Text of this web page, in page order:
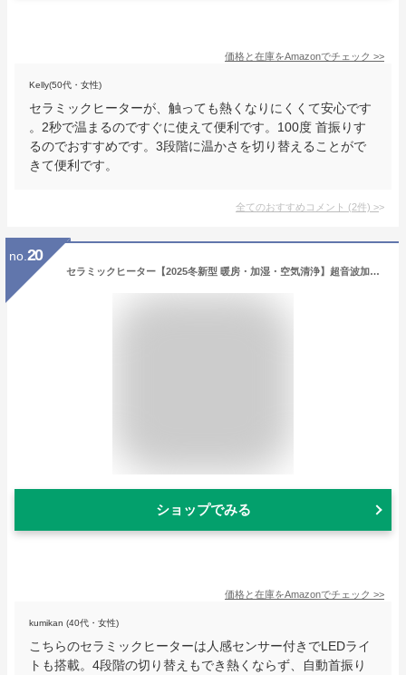
価格と在庫をAmazonでチェック >>
Kelly(50代・女性)
セラミックヒーターが、触っても熱くなりにくくて安心です
。2秒で温まるのですぐに使えて便利です。100度 首振りす
るのでおすすめです。3段階に温かさを切り替えることがで
きて便利です。
全てのおすすめコメント (2件) >
no. 20
セラミックヒーター【2025冬新型 暖房・加湿・空気清浄】超音波加湿搭載 人感センサー付 ECO知能恒温 節電対策 LED大型ディスプレ カラーLEDライト 自動首振 電気ストーブ セラミックファンヒーターり電気ヒーター 1秒速暖 4段階切替 24時間タイマー機能 1200W/800W 転倒自動オフ 過熱保護 暖房器具 寝室 脱衣所 洗面所 台所 PSE認証済
ショップでみる
価格と在庫をAmazonでチェック >>
kumikan (40代・女性)
こちらのセラミックヒーターは人感センサー付きでLEDライ
トも搭載。4段階の切り替えもでき熱くならず、自動首振り